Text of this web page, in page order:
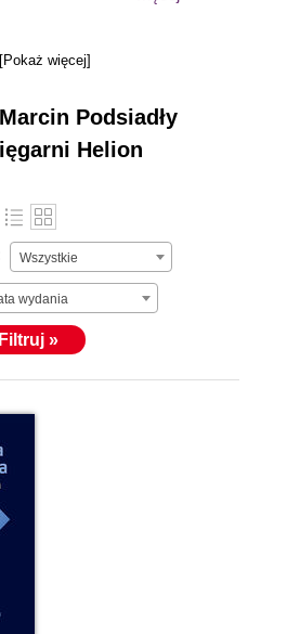
PLC (2018).
[Pokaż więcej]
Podsiadły
Helion
Wszystkie
wydania
Filtruj »